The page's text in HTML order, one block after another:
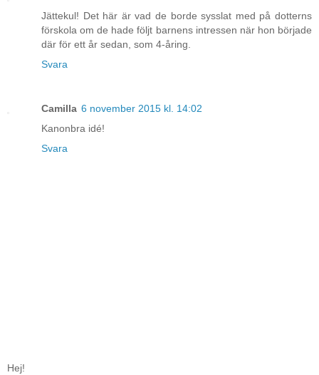
Jättekul! Det här är vad de borde sysslat med på dotterns
förskola om de hade följt barnens intressen när hon började
där för ett år sedan, som 4-åring.
Svara
Camilla 6 november 2015 kl. 14:02
Kanonbra idé!
Svara
Hej!